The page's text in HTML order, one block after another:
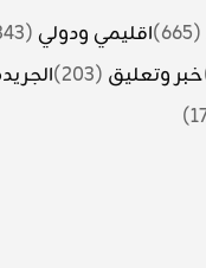
(665) اقليمي ودولي (343)
خبر وتعليق (203)